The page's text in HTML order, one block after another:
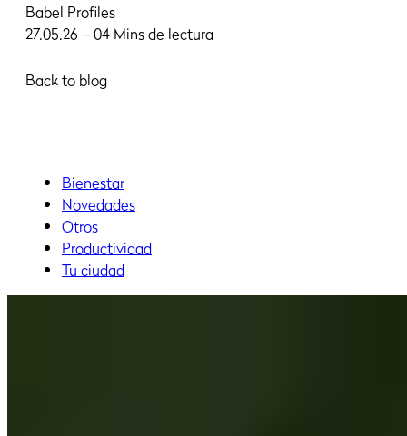
Babel Profiles
27.05.26 – 04 Mins de lectura
Back to blog
Bienestar
Novedades
Otros
Productividad
Tu ciudad